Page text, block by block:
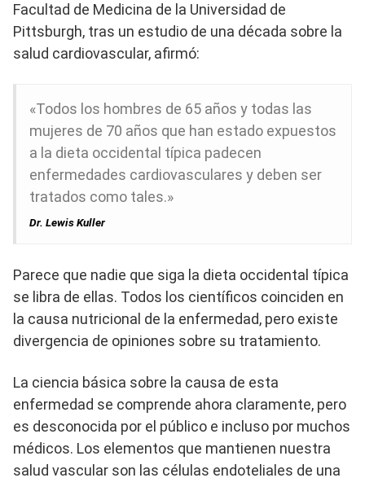
Facultad de Medicina de la Universidad de
Pittsburgh, tras un estudio de una década sobre la
salud cardiovascular, afirmó:
«Todos los hombres de 65 años y todas las
mujeres de 70 años que han estado expuestos
a la dieta occidental típica padecen
enfermedades cardiovasculares y deben ser
tratados como tales.»
Dr. Lewis Kuller
Parece que nadie que siga la dieta occidental típica
se libra de ellas. Todos los científicos coinciden en
la causa nutricional de la enfermedad, pero existe
divergencia de opiniones sobre su tratamiento.
La ciencia básica sobre la causa de esta
enfermedad se comprende ahora claramente, pero
es desconocida por el público e incluso por muchos
médicos. Los elementos que mantienen nuestra
salud vascular son las células endoteliales de una